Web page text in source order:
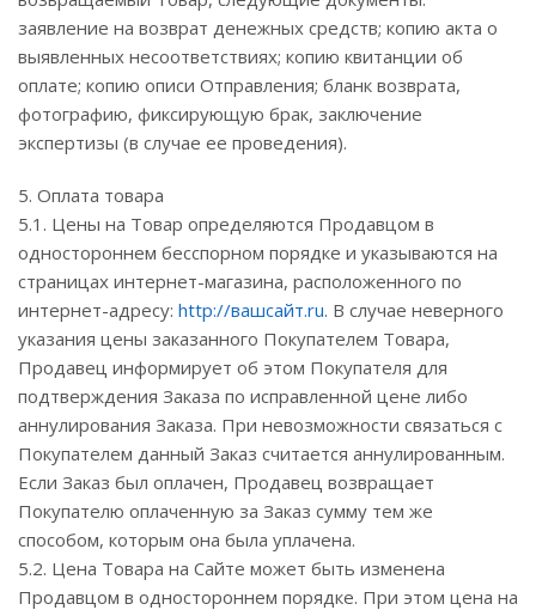
заявление на возврат денежных средств; копию акта о
выявленных несоответствиях; копию квитанции об
оплате; копию описи Отправления; бланк возврата,
фотографию, фиксирующую брак, заключение
экспертизы (в случае ее проведения).
5. Оплата товара
5.1. Цены на Товар определяются Продавцом в
одностороннем бесспорном порядке и указываются на
страницах интернет-магазина, расположенного по
интернет-адресу: http://вашсайт.ru. В случае неверного
указания цены заказанного Покупателем Товара,
Продавец информирует об этом Покупателя для
подтверждения Заказа по исправленной цене либо
аннулирования Заказа. При невозможности связаться с
Покупателем данный Заказ считается аннулированным.
Если Заказ был оплачен, Продавец возвращает
Покупателю оплаченную за Заказ сумму тем же
способом, которым она была уплачена.
5.2. Цена Товара на Сайте может быть изменена
Продавцом в одностороннем порядке. При этом цена на